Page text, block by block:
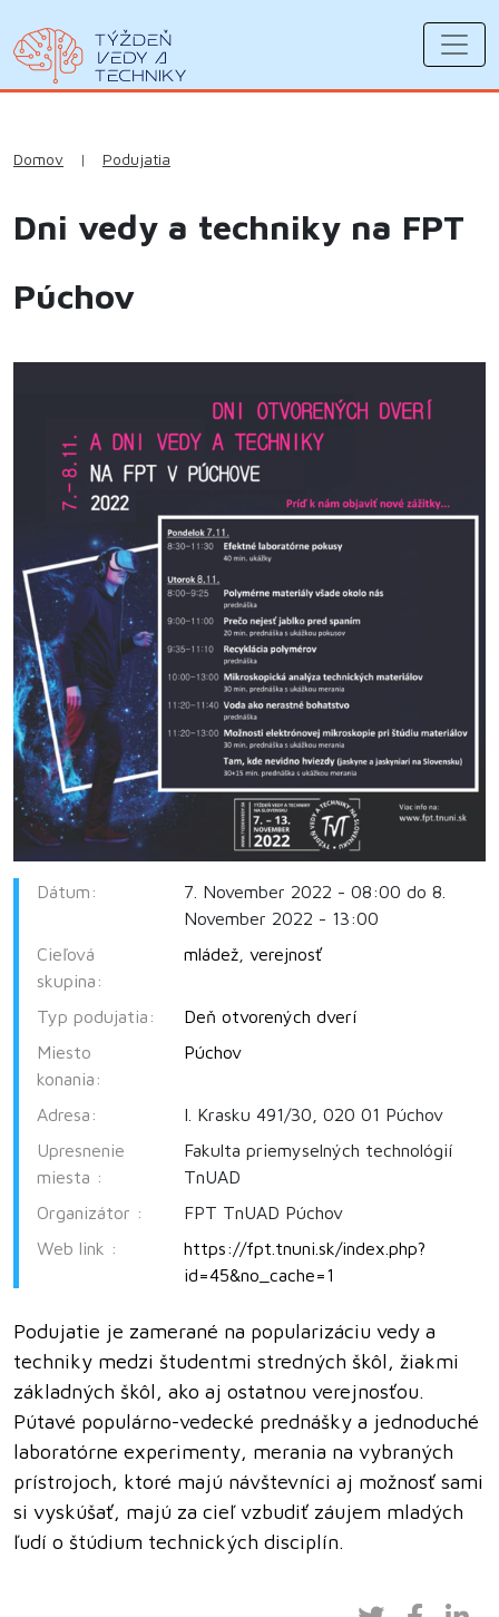
Domov | Podujatia
Dni vedy a techniky na FPT
Púchov
Dátum:
7. November 2022 - 08:00 do 8.
November 2022 - 13:00
Cieľová
skupina:
mládež, verejnosť
Typ podujatia:
Deň otvorených dverí
Miesto
konania:
Púchov
Adresa:
I. Krasku 491/30, 020 01 Púchov
Upresnenie
miesta :
Fakulta priemyselných technológií
TnUAD
Organizátor :
FPT TnUAD Púchov
Web link :
https://fpt.tnuni.sk/index.php?
id=45&no_cache=1
Podujatie je zamerané na popularizáciu vedy a
techniky medzi študentmi stredných škôl, žiakmi
základných škôl, ako aj ostatnou verejnosťou.
Pútavé populárno-vedecké prednášky a jednoduché
laboratórne experimenty, merania na vybraných
prístrojoch, ktoré majú návštevníci aj možnosť sami
si vyskúšať, majú za cieľ vzbudiť záujem mladých
ľudí o štúdium technických disciplín.